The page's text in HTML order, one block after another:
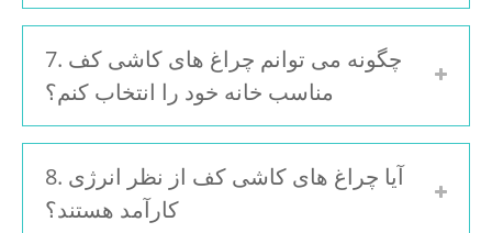
7. چگونه می توانم چراغ های کاشی کف
مناسب خانه خود را انتخاب کنم؟
8. آیا چراغ های کاشی کف از نظر انرژی
کارآمد هستند؟